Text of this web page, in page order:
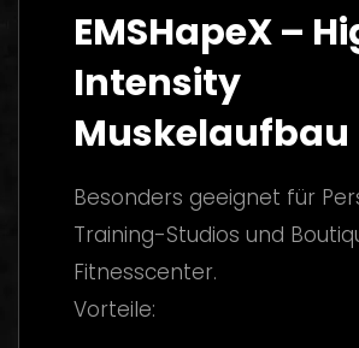
EMSHapeX –
Intensity
Muskelaufbau
Besonders geeignet für
Training-Studios und
Fitnesscenter.
Vorteile: